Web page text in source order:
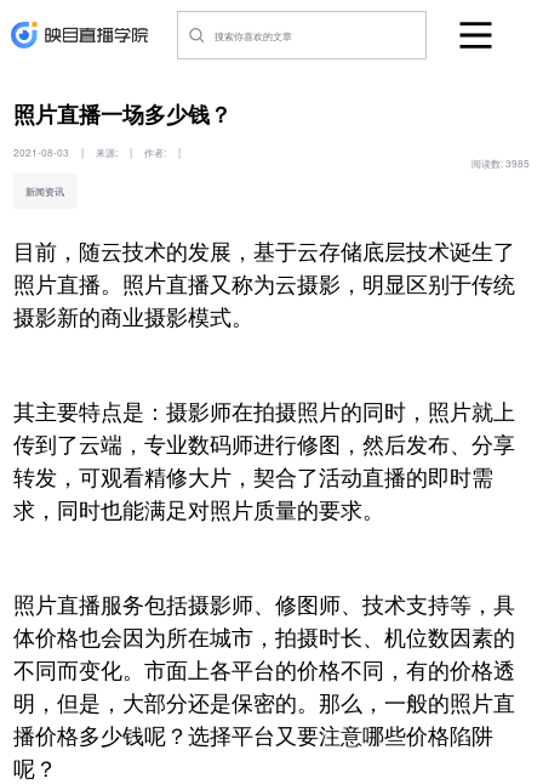
照片直播一场多少钱？
2021-08-03 | 来源: | 作者: |
阅读数:3985
新闻资讯
目前，随云技术的发展，基于云存储底层技术诞生了
照片直播。照片直播又称为云摄影，明显区别于传统
摄影新的商业摄影模式。
其主要特点是：摄影师在拍摄照片的同时，照片就上
传到了云端，专业数码师进行修图，然后发布、分享
转发，可观看精修大片，契合了活动直播的即时需
求，同时也能满足对照片质量的要求。
照片直播服务包括摄影师、修图师、技术支持等，具
体价格也会因为所在城市，拍摄时长、机位数因素的
不同而变化。市面上各平台的价格不同，有的价格透
明，但是，大部分还是保密的。那么，一般的照片直
播价格多少钱呢？选择平台又要注意哪些价格陷阱
呢？